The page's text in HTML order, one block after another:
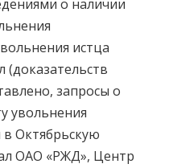
о наличии
истца
(доказательств
запросы о
увольнения
Октябрьскую
ОАО «РЖД», Центр